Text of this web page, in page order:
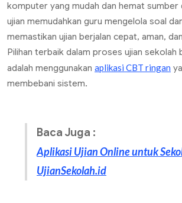
komputer yang mudah dan hemat sumber
ujian memudahkan guru mengelola soal
memastikan ujian berjalan cepat, aman,
Pilihan terbaik dalam proses ujian sekolah
adalah menggunakan aplikasi CBT ringan
membebani sistem.
Baca Juga :
Aplikasi Ujian Online untuk
UjianSekolah.id